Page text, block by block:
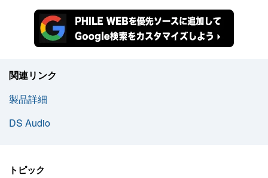
関連リンク
製品詳細
DS Audio
トピック